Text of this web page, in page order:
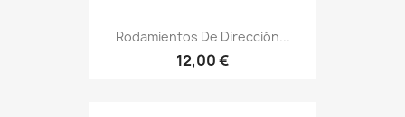
Rodamientos De Dirección...
12,00 €